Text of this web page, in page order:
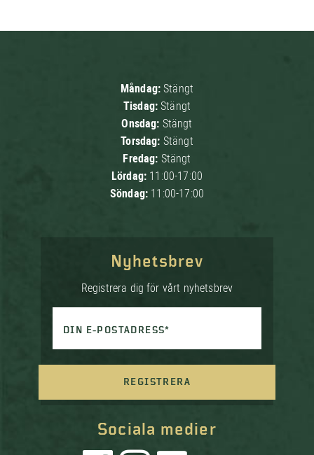
Måndag:Stängt
Tisdag:Stängt
Onsdag: Stängt
Torsdag: Stängt
Fredag: Stängt
Lördag: 11:00-17:00
Söndag: 11:00-17:00
Sociala medier
Nyhetsbrev
Registrera dig för vårt nyhetsbrev
DIN E-POSTADRESS*
REGISTRERA